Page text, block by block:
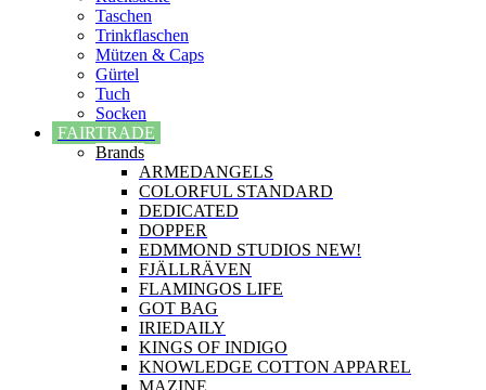
Taschen
Trinkflaschen
Mützen & Caps
Gürtel
Tuch
Socken
FAIRTRADE
Brands
ARMEDANGELS
COLORFUL STANDARD
DEDICATED
DOPPER
EDMMOND STUDIOS NEW!
FJÄLLRÄVEN
FLAMINGOS LIFE
GOT BAG
IRIEDAILY
KINGS OF INDIGO
KNOWLEDGE COTTON APPAREL
MAZINE